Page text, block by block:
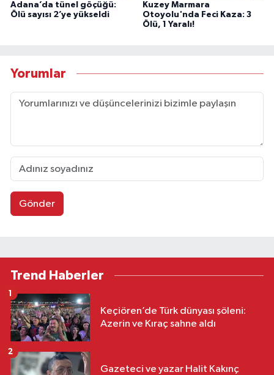
Adana’da tünel göçüğü:
Ölü sayısı 2’ye yükseldi
Kuzey Marmara
Otoyolu'nda Feci Kaza: 3
Ölü, 1 Yaralı!
Yorumlar
Gönder
Trend Haberler
Keçiören’de Türk dünyası şöleni:
Azerin ve Kıraç sahne aldı
1
Gazeteci ve yazar Halit Kakınç
2